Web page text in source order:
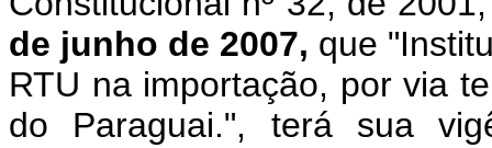
de junho de 2007, que "
RTU na importação, por via
do Paraguai.", terá sua